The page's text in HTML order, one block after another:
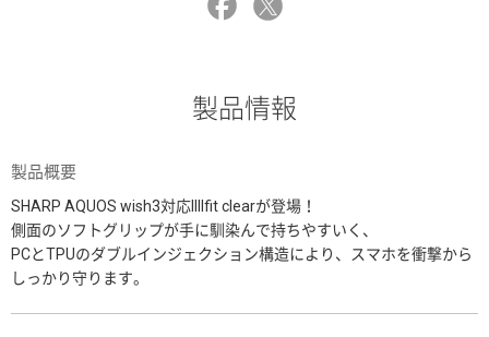
製品情報
製品概要
SHARP AQUOS wish3対応IIIIfit clearが登場！
側面のソフトグリップが手に馴染んで持ちやすいく、
PCとTPUのダブルインジェクション構造により、スマホを衝撃から
しっかり守ります。